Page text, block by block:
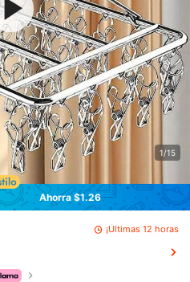
1/15
Ahorra $1.26
¡Últimas 12 horas